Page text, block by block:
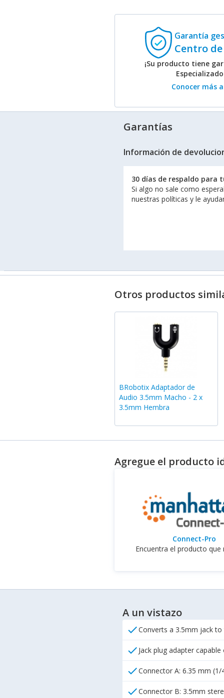
Garantía
Centro
¡Su producto tiene
Conocer más
Garantías
Información de
30 días de respaldo para
Si algo no sale como
nuestras políticas y le
Otros productos
BRobotix Adaptador de
Audio 3.5mm Macho - 2 x
3.5mm Hembra
Agregue el producto
Connect-Pro
Encuentra el producto que
A un vistazo
checkConverts a 3.5mm jack
check Jack plug adapter
checkConnector A: 6.35 mm
checkConnector B: 3.5mm